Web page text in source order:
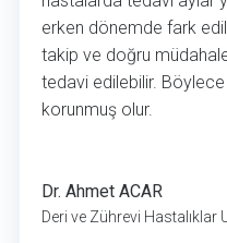
erken dönemde fark
takip ve doğru
tedavi edilebilir.
korunmuş olur.
Dr. Ahmet ACAR
Deri ve Zührevi Hastalıklar